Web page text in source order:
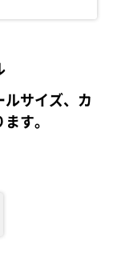
サイズ、カ
す。